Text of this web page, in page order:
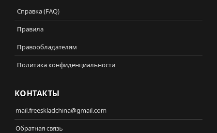
Справка (FAQ)
Правила
Правообладателям
Политика конфиденциальности
КОНТАКТЫ
mail.freeskladchina@gmail.com
Обратная связь